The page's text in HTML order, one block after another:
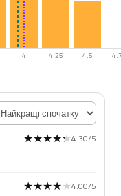
4 4.25 4.5
★★★★★
★★★★★4.30/5
★★★★★
★★★★★4.00/5